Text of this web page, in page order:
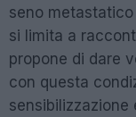
seno
si limita a
propone di dare
con questa